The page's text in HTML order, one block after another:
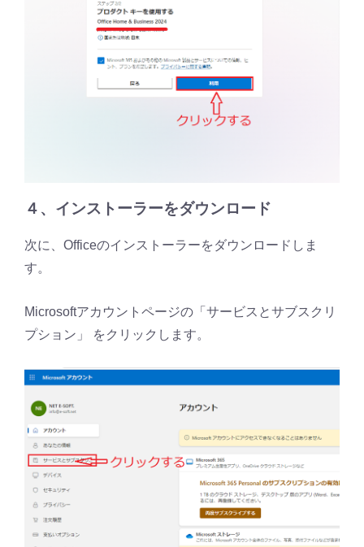
４、インストーラーをダウンロード
次に、Officeのインストーラーをダウンロードしま
す。
Microsoftアカウントページの「サービスとサブスクリ
プション」 をクリックします。